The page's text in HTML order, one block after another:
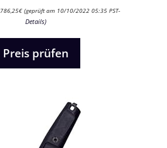
0
v
786,25€ (geprüft am 10/10/2022 05:35 PST-
Details)
Preis prüfen